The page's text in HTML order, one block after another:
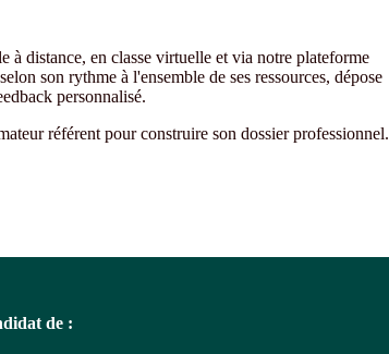
à distance, en classe virtuelle et via notre plateforme
son rythme à l'ensemble de ses ressources, dépose
personnalisé.
référent pour construire son dossier professionnel.
de :